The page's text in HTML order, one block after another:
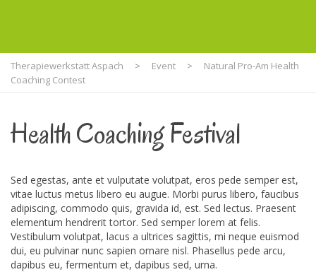
Therapiewerkstatt Aspach > Event >
Natural Pro-Am Health
Coaching Contest
Health Coaching Festival
Sed egestas, ante et vulputate volutpat, eros pede semper est,
vitae luctus metus libero eu augue. Morbi purus libero, faucibus
adipiscing, commodo quis, gravida id, est. Sed lectus. Praesent
elementum hendrerit tortor. Sed semper lorem at felis.
Vestibulum volutpat, lacus a ultrices sagittis, mi neque euismod
dui, eu pulvinar nunc sapien ornare nisl. Phasellus pede arcu,
dapibus eu, fermentum et, dapibus sed, urna.